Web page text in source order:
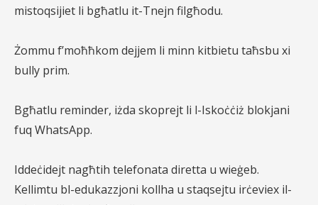
mistoqsijiet li bgħatlu it-Tnejn filgħodu.
Żommu f’moħħkom dejjem li minn kitbietu taħsbu xi
bully prim.
Bgħatlu reminder, iżda skoprejt li l-Iskoċċiż blokjani
fuq WhatsApp.
Iddeċidejt nagħtih telefonata diretta u wieġeb.
Kellimtu bl-edukazzjoni kollha u staqsejtu irċeviex il-